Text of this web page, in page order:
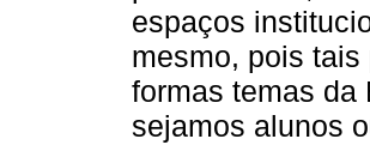
espaços
mesmo, pois
formas temas da
sejamos alunos